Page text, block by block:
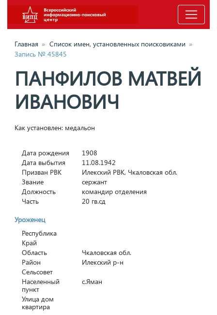
Главная » Список имен, установленных поисковиками »
Запись № 45845
ПАНФИЛОВ МАТВЕЙ
ИВАНОВИЧ
Как установлен: медальон
Дата рождения
1908
Дата выбытия
11.08.1942
Призван РВК
Илекский РВК, Чкаловская обл.
Звание
сержант
Должность
командир отделения
Часть
20 гв.сд
Уроженец
Республика
Край
Область
Чкаловская обл.
Район
Илекский р-н
Сельсовет
Населенный
пункт
с.Яман
Улица дом
квартира